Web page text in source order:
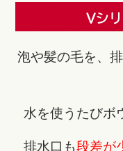
Vシ
泡や髪の毛を、
水を使うたびボ
排水口も段差が